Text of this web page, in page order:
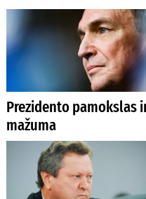
Prezidento pamokslas
mažuma